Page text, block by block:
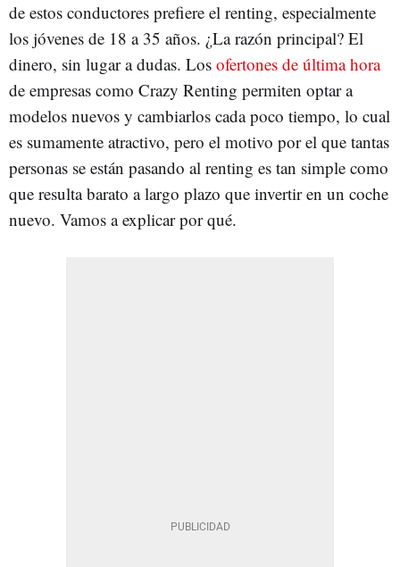
de estos conductores prefiere el renting, especialmente
los jóvenes de 18 a 35 años. ¿La razón principal? El
dinero, sin lugar a dudas. Los ofertones de última hora
de empresas como Crazy Renting permiten optar a
modelos nuevos y cambiarlos cada poco tiempo, lo cual
es sumamente atractivo, pero el motivo por el que tantas
personas se están pasando al renting es tan simple como
que resulta barato a largo plazo que invertir en un coche
nuevo. Vamos a explicar por qué.